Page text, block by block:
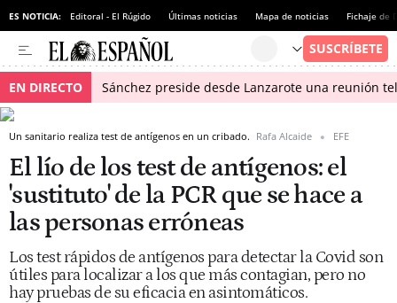
ES NOTICIA: Editoral - El Rúgido Últimas noticias Mapa de noticias Fichaje de
EN DIRECTO Sánchez preside desde Lanzarote una reunión
Un sanitario realiza test de antígenos en un cribado. Rafa Alcaide EFE
El lío de los test de antígenos: el
'sustituto' de la PCR que se hace a
las personas erróneas
Los test rápidos de antígenos para detectar la Covid son
útiles para localizar a los que más contagian, pero no
hay pruebas de su eficacia en asintomáticos.